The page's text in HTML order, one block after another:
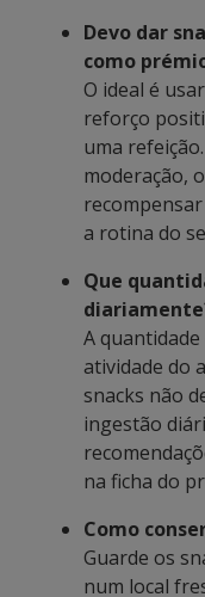
Devo dar
como
O ideal é
reforço
uma
moderação,
a rotina do
Que
A
atividade do
snacks não
ingestão
na ficha do
Como
Guarde os
num local